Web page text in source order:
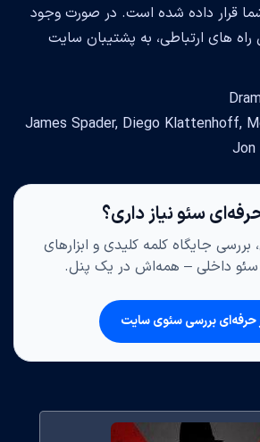
قرار داده شده است. در صورت وجود
های ارتباطی، به پشتیبان سایت
حرفه‌ای سئو نیاز داری؟
بررسی جایگاه کلمه کلیدی و ابزارهای
سئو داخلی – همه‌اش در یک پنل.
حرفه‌ای بررسی سئوی سایت